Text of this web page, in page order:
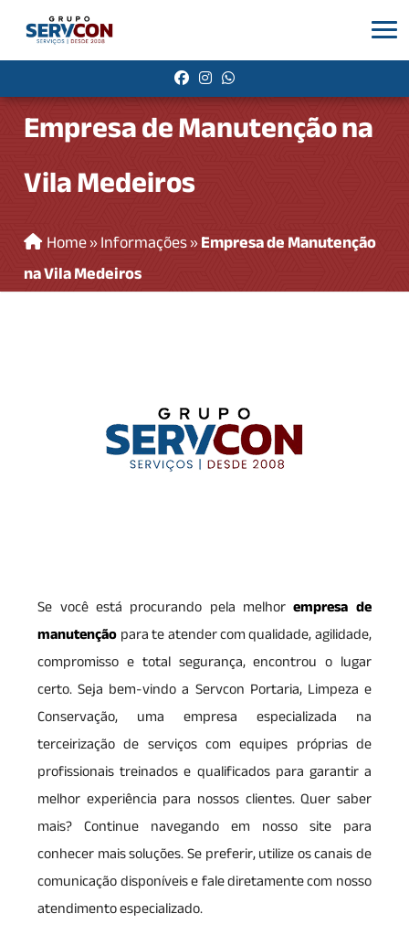
Empresa de Manutenção na
Vila Medeiros
Home»Informações»Empresa de Manutenção
na Vila Medeiros
Se você está procurando pela melhorempresa de
manutençãopara te atender com qualidade, agilidade,
compromisso e total segurança, encontrou o lugar
certo. Seja bem-vindo a Servcon Portaria, Limpeza e
Conservação, uma empresa especializada na
terceirização de serviços com equipes próprias de
profissionais treinados e qualificados para garantir a
melhor experiência para nossos clientes. Quer saber
mais? Continue navegando em nosso site para
conhecer mais soluções. Se preferir, utilize os canais de
comunicação disponíveis e fale diretamente com nosso
atendimento especializado.